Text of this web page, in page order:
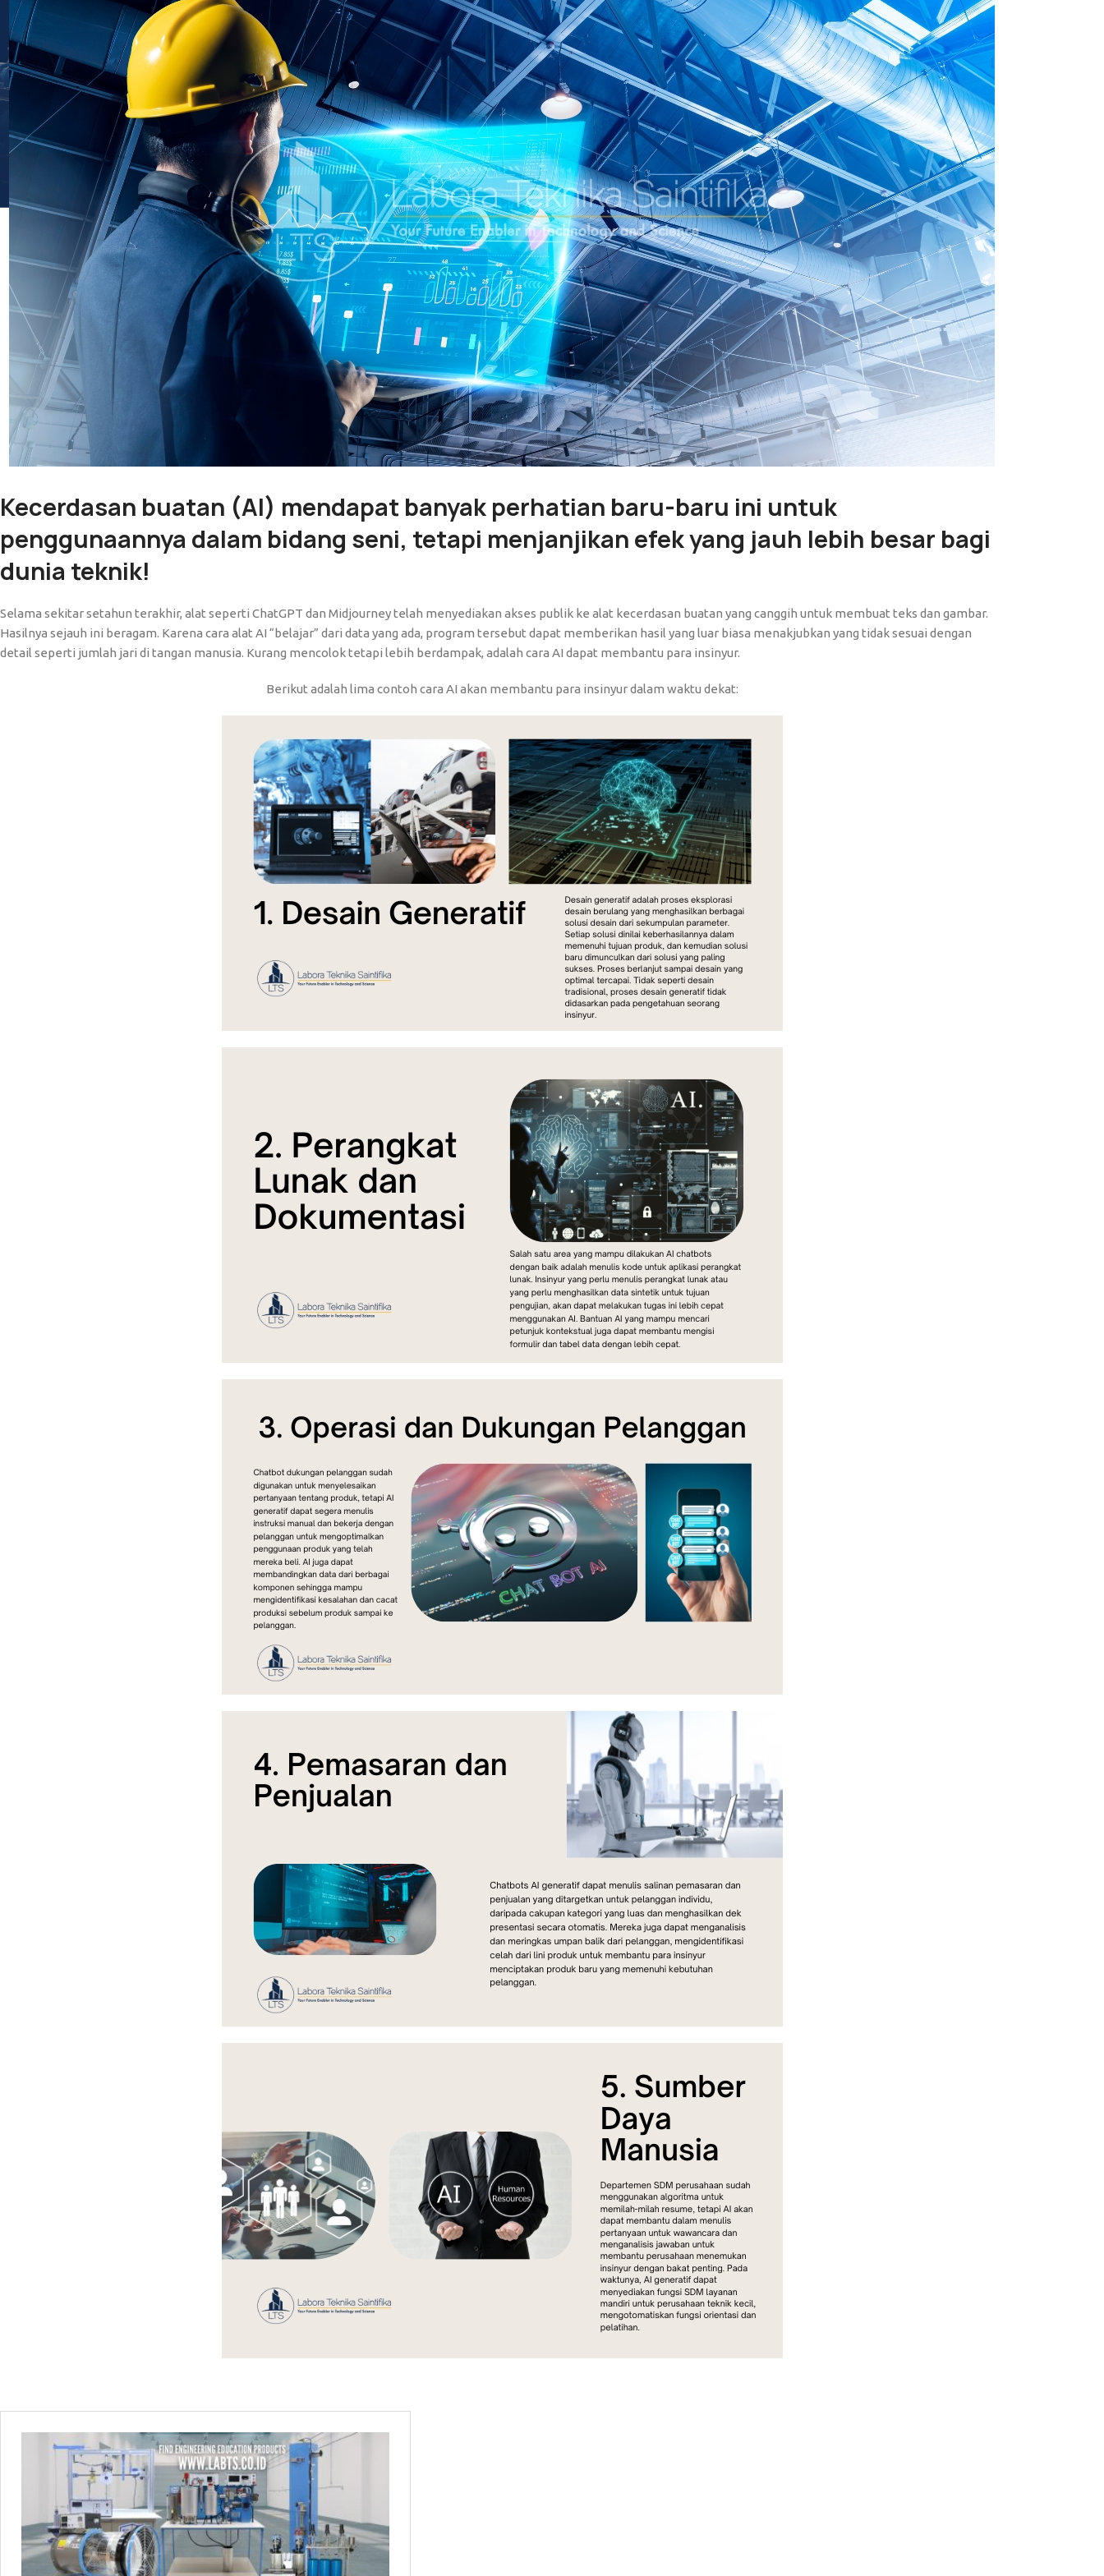
Kecerdasan buatan (AI) mendapat banyak perhatian baru-baru ini untuk
penggunaannya dalam bidang seni, tetapi menjanjikan efek yang jauh lebih besar bagi
dunia teknik!
Selama sekitar setahun terakhir, alat seperti ChatGPT dan Midjourney telah menyediakan akses publik ke alat kecerdasan buatan yang canggih untuk membuat teks dan gambar.
Hasilnya sejauh ini beragam. Karena cara alat AI “belajar” dari data yang ada, program tersebut dapat memberikan hasil yang luar biasa menakjubkan yang tidak sesuai dengan
detail seperti jumlah jari di tangan manusia. Kurang mencolok tetapi lebih berdampak, adalah cara AI dapat membantu para insinyur.
Berikut adalah lima contoh cara AI akan membantu para insinyur dalam waktu dekat: